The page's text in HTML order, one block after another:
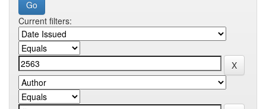
Current filters: